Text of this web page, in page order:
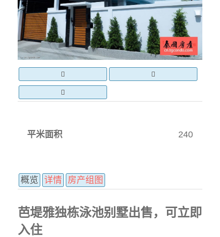
平米面积 240
概览 详情 房产组图
芭堤雅独栋泳池别墅出售，可立即
入住